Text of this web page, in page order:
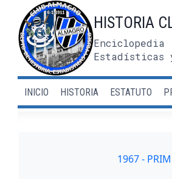
contenido
HISTORIA
Enciclopedia
Estadísticas
INICIO HISTORIA ESTATUTO
1967 -